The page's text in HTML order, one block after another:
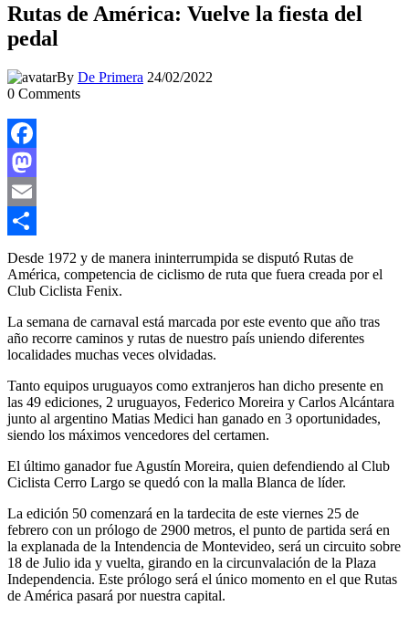
Rutas de América: Vuelve la fiesta del
pedal
By De Primera 24/02/2022
0 Comments
Facebook
Mastodon
Email
Compartir
Desde 1972 y de manera ininterrumpida se disputó Rutas de
América, competencia de ciclismo de ruta que fuera creada por el
Club Ciclista Fenix.
La semana de carnaval está marcada por este evento que año tras
año recorre caminos y rutas de nuestro país uniendo diferentes
localidades muchas veces olvidadas.
Tanto equipos uruguayos como extranjeros han dicho presente en
las 49 ediciones, 2 uruguayos, Federico Moreira y Carlos Alcántara
junto al argentino Matias Medici han ganado en 3 oportunidades,
siendo los máximos vencedores del certamen.
El último ganador fue Agustín Moreira, quien defendiendo al Club
Ciclista Cerro Largo se quedó con la malla Blanca de líder.
La edición 50 comenzará en la tardecita de este viernes 25 de
febrero con un prólogo de 2900 metros, el punto de partida será en
la explanada de la Intendencia de Montevideo, será un circuito sobre
18 de Julio ida y vuelta, girando en la circunvalación de la Plaza
Independencia. Este prólogo será el único momento en el que Rutas
de América pasará por nuestra capital.